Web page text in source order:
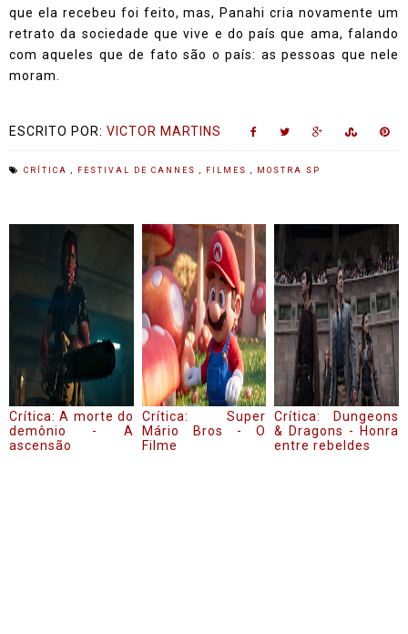
que ela recebeu foi feito, mas, Panahi cria novamente um
retrato da sociedade que vive e do país que ama, falando
com aqueles que de fato são o país: as pessoas que nele
moram.
ESCRITO POR: VICTOR MARTINS
CRÍTICA , FESTIVAL DE CANNES , FILMES , MOSTRA SP
Crítica: A morte do
demônio - A
ascensão
Crítica: Super
Mário Bros - O
Filme
Crítica: Dungeons
& Dragons - Honra
entre rebeldes